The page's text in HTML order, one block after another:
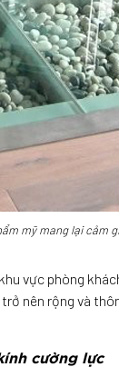
mỹ mang lại cảm
vực phòng
nên rộng và
cường lực